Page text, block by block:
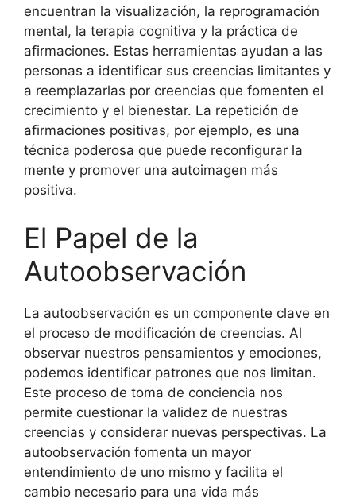
encuentran la visualización, la reprogramación
mental, la terapia cognitiva y la práctica de
afirmaciones. Estas herramientas ayudan a las
personas a identificar sus creencias limitantes y
a reemplazarlas por creencias que fomenten el
crecimiento y el bienestar. La repetición de
afirmaciones positivas, por ejemplo, es una
técnica poderosa que puede reconfigurar la
mente y promover una autoimagen más
positiva.
El Papel de la
Autoobservación
La autoobservación es un componente clave en
el proceso de modificación de creencias. Al
observar nuestros pensamientos y emociones,
podemos identificar patrones que nos limitan.
Este proceso de toma de conciencia nos
permite cuestionar la validez de nuestras
creencias y considerar nuevas perspectivas. La
autoobservación fomenta un mayor
entendimiento de uno mismo y facilita el
cambio necesario para una vida más